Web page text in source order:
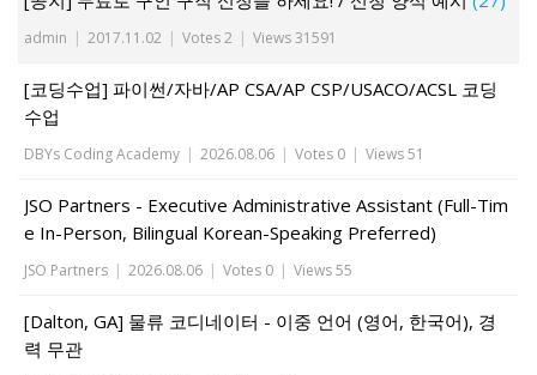
admin | 2017.11.02 | Votes 2 | Views 31591
[코딩수업] 파이썬/자바/AP CSA/AP CSP/USACO/ACSL 코딩
수업
DBYs Coding Academy | 2026.08.06 | Votes 0 | Views 51
JSO Partners - Executive Administrative Assistant (Full-Tim
e In-Person, Bilingual Korean-Speaking Preferred)
JSO Partners | 2026.08.06 | Votes 0 | Views 55
[Dalton, GA] 물류 코디네이터 - 이중 언어 (영어, 한국어), 경
력 무관